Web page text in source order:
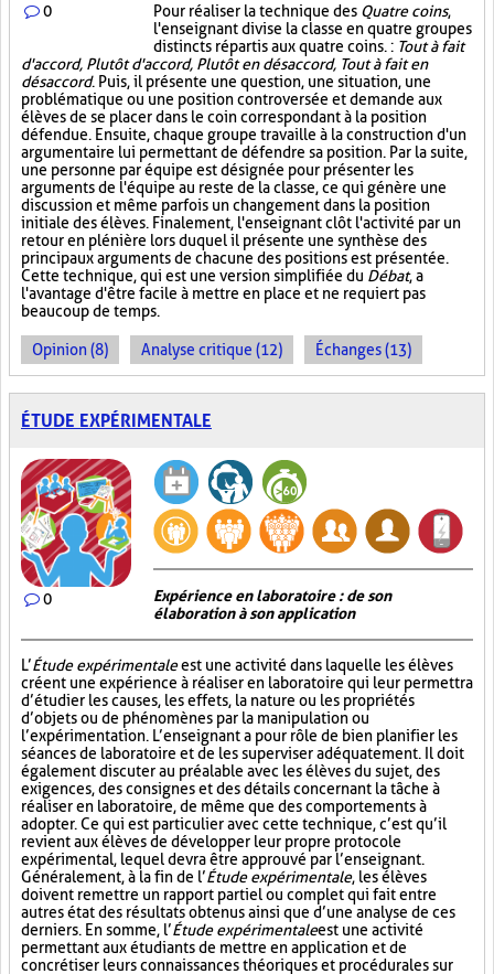
0 Pour réaliser la technique des Quatre coins,
l'enseignant divise la classe en quatre groupes
distincts répartis aux quatre coins. : Tout à fait
d'accord, Plutôt d'accord, Plutôt en désaccord, Tout à fait en
désaccord. Puis, il présente une question, une situation, une
problématique ou une position controversée et demande aux
élèves de se placer dans le coin correspondant à la position
défendue. Ensuite, chaque groupe travaille à la construction d'un
argumentaire lui permettant de défendre sa position. Par la suite,
une personne par équipe est désignée pour présenter les
arguments de l'équipe au reste de la classe, ce qui génère une
discussion et même parfois un changement dans la position
initiale des élèves. Finalement, l'enseignant clôt l'activité par un
retour en plénière lors duquel il présente une synthèse des
principaux arguments de chacune des positions est présentée.
Cette technique, qui est une version simplifiée du Débat, a
l'avantage d'être facile à mettre en place et ne requiert pas
beaucoup de temps.
Opinion (8) Analyse critique (12) Échanges (13)
ÉTUDE EXPÉRIMENTALE
0
Expérience en laboratoire : de son
élaboration à son application
L’Étude expérimentaleest une activité dans laquelle les élèves
créent une expérience à réaliser en laboratoire qui leur permettra
d’étudier les causes, les effets, la nature ou les propriétés
d’objets ou de phénomènes par la manipulation ou
l’expérimentation. L’enseignant a pour rôle de bien planifier les
séances de laboratoire et de les superviser adéquatement. Il doit
également discuter au préalable avec les élèves du sujet, des
exigences, des consignes et des détails concernant la tâche à
réaliser en laboratoire, de même que des comportements à
adopter. Ce qui est particulier avec cette technique, c’est qu’il
revient aux élèves de développer leur propre protocole
expérimental, lequel devra être approuvé par l’enseignant.
Généralement, à la fin de l’Étude expérimentale, les élèves
doivent remettre un rapport partiel ou complet qui fait entre
autres état des résultats obtenus ainsi que d’une analyse de ces
derniers. En somme, l’Étude expérimentaleest une activité
permettant aux étudiants de mettre en application et de
concrétiser leurs connaissances théoriques et procédurales sur